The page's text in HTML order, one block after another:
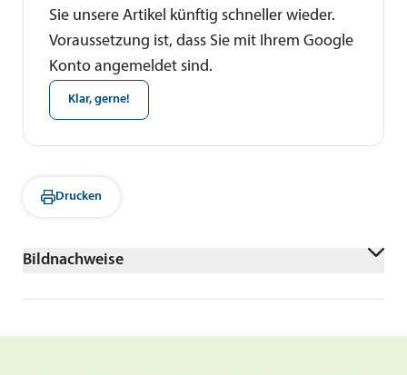
Sie unsere Artikel künftig schneller wieder.
Voraussetzung ist, dass Sie mit Ihrem Google
Konto angemeldet sind.
Klar, gerne!
Drucken
Bildnachweise
AdobeStock/Tatyana Gladskih